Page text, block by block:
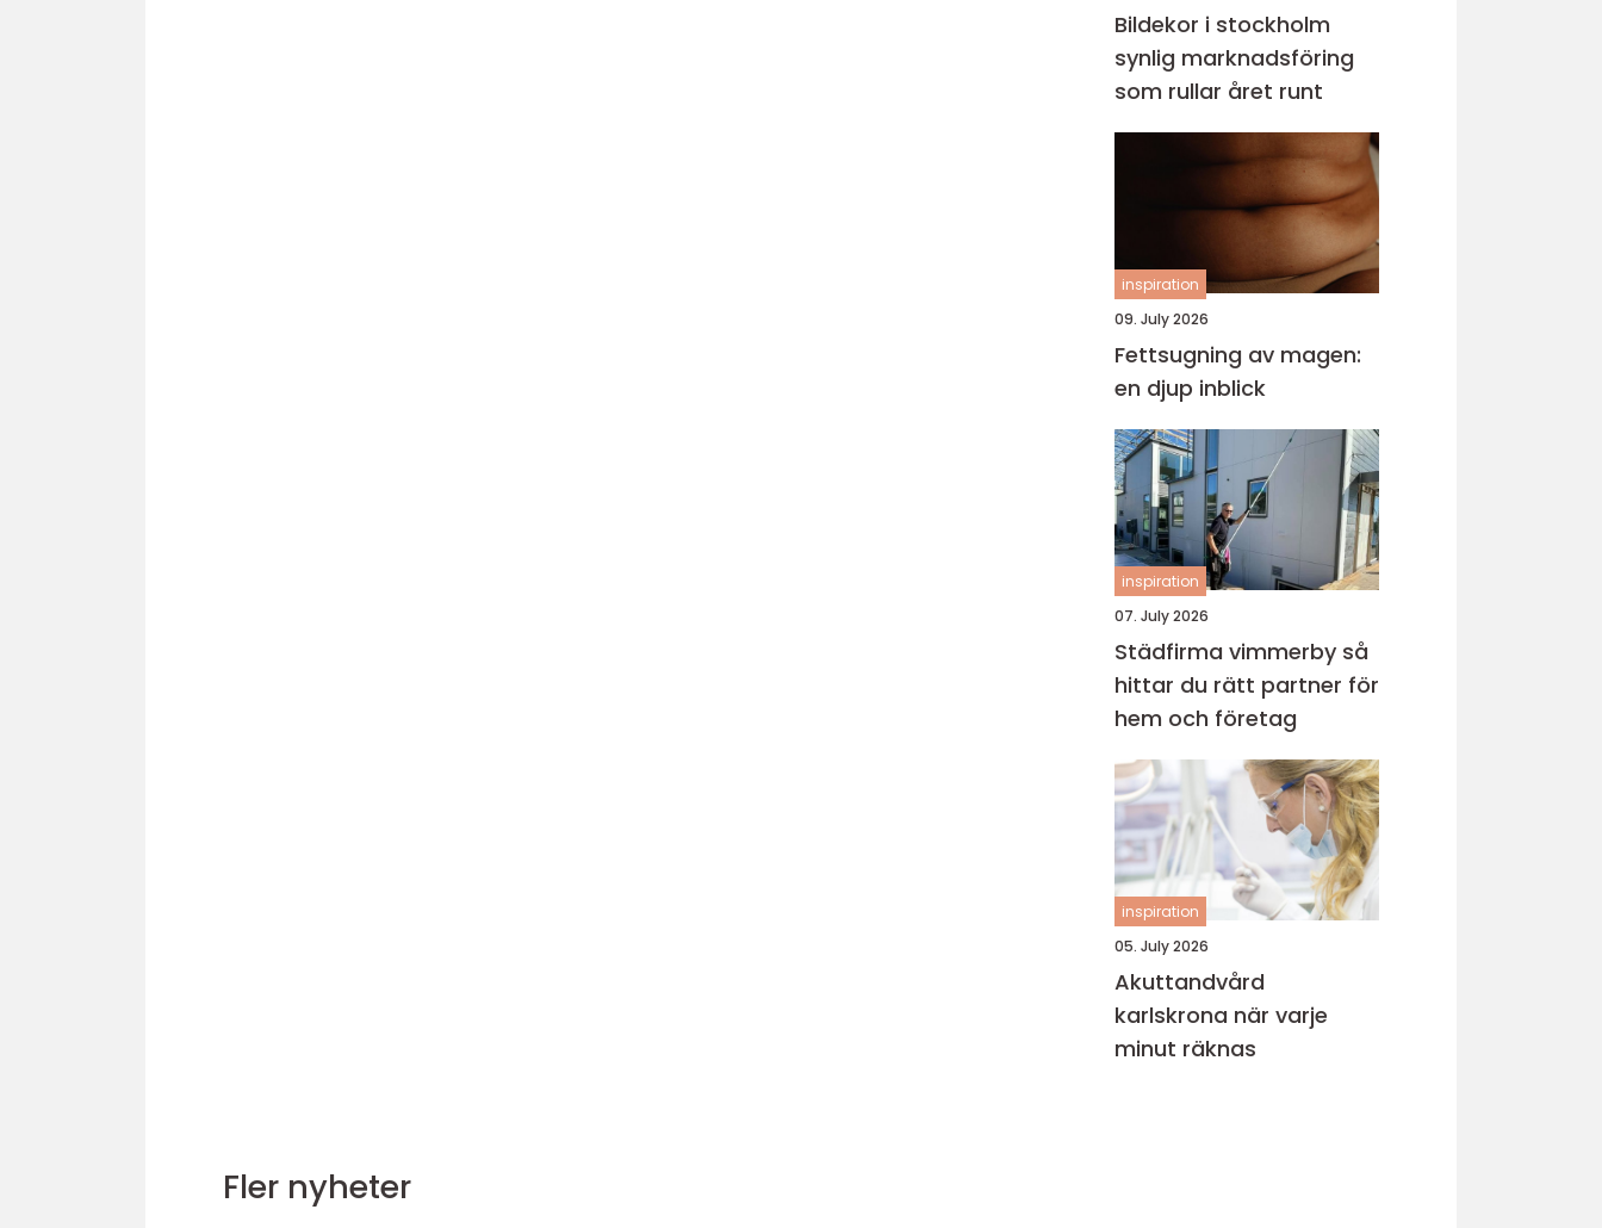
Bildekor i stockholm
synlig marknadsföring
som rullar året runt
inspiration
09. July 2026
Fettsugning av magen:
en djup inblick
inspiration
07. July 2026
Städfirma vimmerby så
hittar du rätt partner för
hem och företag
inspiration
05. July 2026
Akuttandvård
karlskrona när varje
minut räknas
Fler nyheter